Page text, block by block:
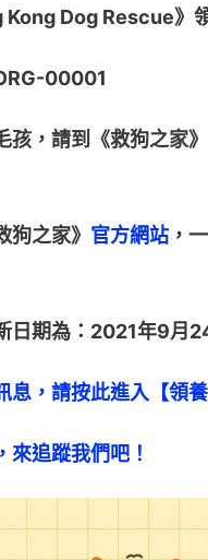
Kong Dog Rescue》
00001
孩，請到《救狗之家
狗之家》 官方網站 ，
日期為：2021年9月
息，請按此進入【領養
追蹤我們吧！